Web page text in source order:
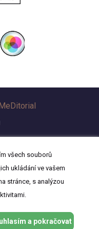
MeDitorial
všech souborů
ukládání ve vašem
stránce, s analýzou
a pokračovat